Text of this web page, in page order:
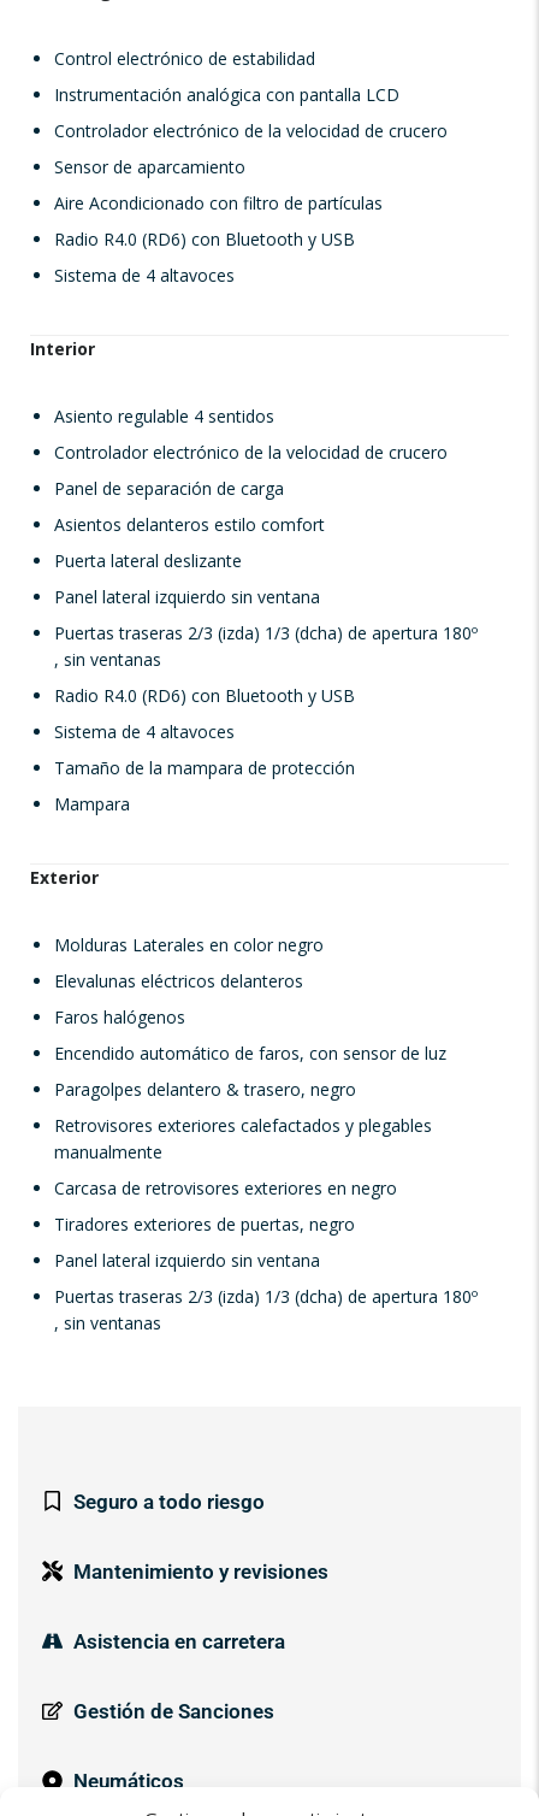
Control electrónico de estabilidad
Instrumentación analógica con pantalla LCD
Controlador electrónico de la velocidad de crucero
Sensor de aparcamiento
Aire Acondicionado con filtro de partículas
Radio R4.0 (RD6) con Bluetooth y USB
Sistema de 4 altavoces
Interior
Asiento regulable 4 sentidos
Controlador electrónico de la velocidad de crucero
Panel de separación de carga
Asientos delanteros estilo comfort
Puerta lateral deslizante
Panel lateral izquierdo sin ventana
Puertas traseras 2/3 (izda) 1/3 (dcha) de apertura 180º
, sin ventanas
Radio R4.0 (RD6) con Bluetooth y USB
Sistema de 4 altavoces
Tamaño de la mampara de protección
Mampara
Exterior
Molduras Laterales en color negro
Elevalunas eléctricos delanteros
Faros halógenos
Encendido automático de faros, con sensor de luz
Paragolpes delantero & trasero, negro
Retrovisores exteriores calefactados y plegables
manualmente
Carcasa de retrovisores exteriores en negro
Tiradores exteriores de puertas, negro
Panel lateral izquierdo sin ventana
Puertas traseras 2/3 (izda) 1/3 (dcha) de apertura 180º
, sin ventanas
Seguro a todo riesgo
Mantenimiento y revisiones
Asistencia en carretera
Gestión de Sanciones
Neumáticos